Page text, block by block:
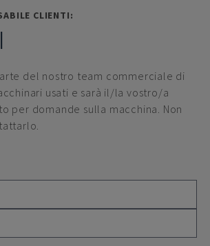
CLIENTI:
del nostro team commerciale di
usati e sarà il/la vostro/a
per domande sulla macchina. Non